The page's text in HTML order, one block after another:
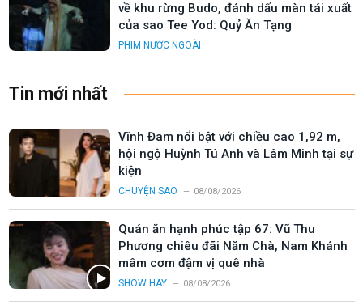
về khu rừng Budo, đánh dấu màn tái xuất
của sao Tee Yod: Quỷ Ăn Tạng
PHIM NƯỚC NGOÀI
Tin mới nhất
Vĩnh Đam nổi bật với chiều cao 1,92 m,
hội ngộ Huỳnh Tú Anh và Lâm Minh tại sự
kiện
CHUYỆN SAO 08/08/2026
Quán ăn hạnh phúc tập 67: Vũ Thu
Phương chiêu đãi Năm Chà, Nam Khánh
mâm cơm đậm vị quê nhà
SHOW HAY 08/08/2026